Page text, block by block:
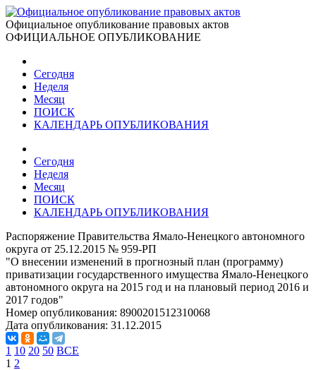
Официальное опубликование правовых актов
ОФИЦИАЛЬНОЕ ОПУБЛИКОВАНИЕ
Сегодня
Неделя
Месяц
ПОИСК
КАЛЕНДАРЬ ОПУБЛИКОВАНИЯ
Сегодня
Неделя
Месяц
ПОИСК
КАЛЕНДАРЬ ОПУБЛИКОВАНИЯ
Распоряжение Правительства Ямало-Ненецкого автономного
округа от 25.12.2015 № 959-РП
"О внесении изменений в прогнозный план (программу)
приватизации государственного имущества Ямало-Ненецкого
автономного округа на 2015 год и на плановый период 2016 и
2017 годов"
Номер опубликования: 8900201512310068
Дата опубликования: 31.12.2015
1 10 20 50 ВСЕ
1 2